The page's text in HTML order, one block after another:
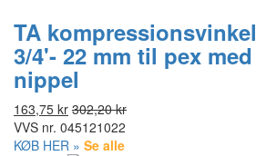
TA kompressionsvinkel
3/4'- 22 mm til pex med
nippel
163,75 kr 302,20 kr
VVS nr. 045121022
KØB HER » Se alle